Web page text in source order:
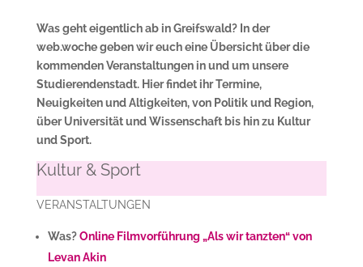
Was geht eigentlich ab in Greifswald? In der
web.woche geben wir euch eine Übersicht über die
kommenden Veranstaltungen in und um unsere
Studierendenstadt. Hier findet ihr Termine,
Neuigkeiten und Altigkeiten, von Politik und Region,
über Universität und Wissenschaft bis hin zu Kultur
und Sport.
Kultur & Sport
VERANSTALTUNGEN
Was?Online Filmvorführung „Als wir tanzten“ von
Levan Akin